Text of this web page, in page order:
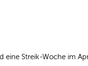
eine Streik-Woche im